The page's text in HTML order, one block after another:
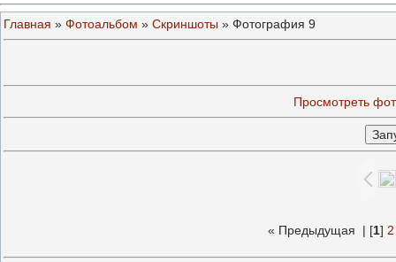
Главная » Фотоальбом » Скриншоты » Фотография 9
Просмотреть
« Предыдущая | [1] 2